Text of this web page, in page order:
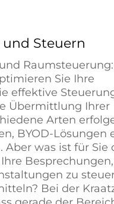
Steuern
Raumsteuerung:
Sie Ihre
effektive
Übermittlung Ihrer
Arten
BYOD-Lösungen
was ist für Sie
Besprechungen,
zu
Bei der